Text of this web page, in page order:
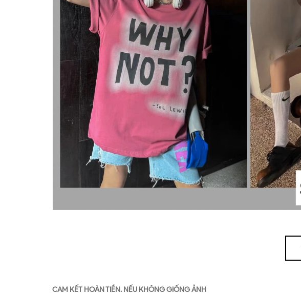
CAM KẾT HOÀN TIỀN. NẾU KHÔNG GIỐNG ẢNH